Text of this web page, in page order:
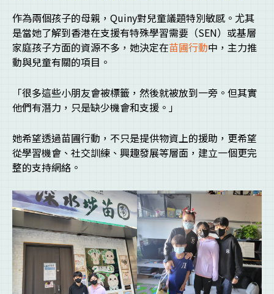
作為兩個孩子的母親，Quiny對兒童議題特別敏感。尤其
是當她了解到香港在支援有特殊學習需要（SEN）或基層
家庭孩子方面的資源不多，她決定在苗圃行動中，主力推
動與兒童有關的項目。
「很多這些小朋友會被標籤，然後就被放到一旁。但其實
他們有潛力，只是缺少機會和支援。」
她希望透過苗圃行動，不只是提供物資上的援助，更希望
從學習機會、社交訓練、興趣發展等層面，建立一個更完
整的支持網絡。